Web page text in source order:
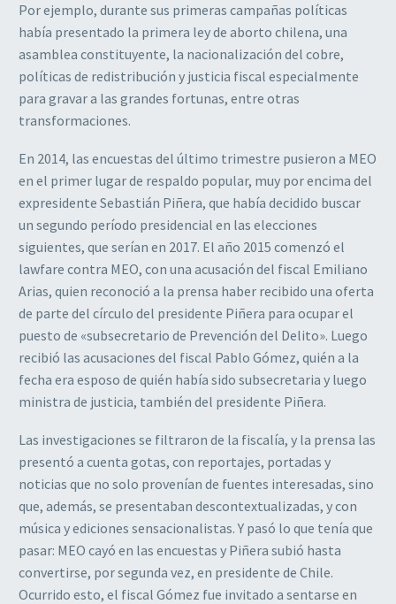
Por ejemplo, durante sus primeras campañas políticas
había presentado la primera ley de aborto chilena, una
asamblea constituyente, la nacionalización del cobre,
políticas de redistribución y justicia fiscal especialmente
para gravar a las grandes fortunas, entre otras
transformaciones.
En 2014, las encuestas del último trimestre pusieron a MEO
en el primer lugar de respaldo popular, muy por encima del
expresidente Sebastián Piñera, que había decidido buscar
un segundo período presidencial en las elecciones
siguientes, que serían en 2017. El año 2015 comenzó el
lawfare contra MEO, con una acusación del fiscal Emiliano
Arias, quien reconoció a la prensa haber recibido una oferta
de parte del círculo del presidente Piñera para ocupar el
puesto de «subsecretario de Prevención del Delito». Luego
recibió las acusaciones del fiscal Pablo Gómez, quién a la
fecha era esposo de quién había sido subsecretaria y luego
ministra de justicia, también del presidente Piñera.
Las investigaciones se filtraron de la fiscalía, y la prensa las
presentó a cuenta gotas, con reportajes, portadas y
noticias que no solo provenían de fuentes interesadas, sino
que, además, se presentaban descontextualizadas, y con
música y ediciones sensacionalistas. Y pasó lo que tenía que
pasar: MEO cayó en las encuestas y Piñera subió hasta
convertirse, por segunda vez, en presidente de Chile.
Ocurrido esto, el fiscal Gómez fue invitado a sentarse en